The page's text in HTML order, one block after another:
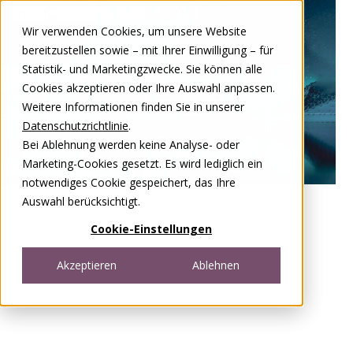
Wir verwenden Cookies, um unsere Website
bereitzustellen sowie – mit Ihrer Einwilligung – für
Statistik- und Marketingzwecke. Sie können alle
Cookies akzeptieren oder Ihre Auswahl anpassen.
Weitere Informationen finden Sie in unserer
Datenschutzrichtlinie.
Bei Ablehnung werden keine Analyse- oder
Marketing-Cookies gesetzt. Es wird lediglich ein
notwendiges Cookie gespeichert, das Ihre
Auswahl berücksichtigt.
Cookie-Einstellungen
Akzeptieren Ablehnen
DEFR
Open menu